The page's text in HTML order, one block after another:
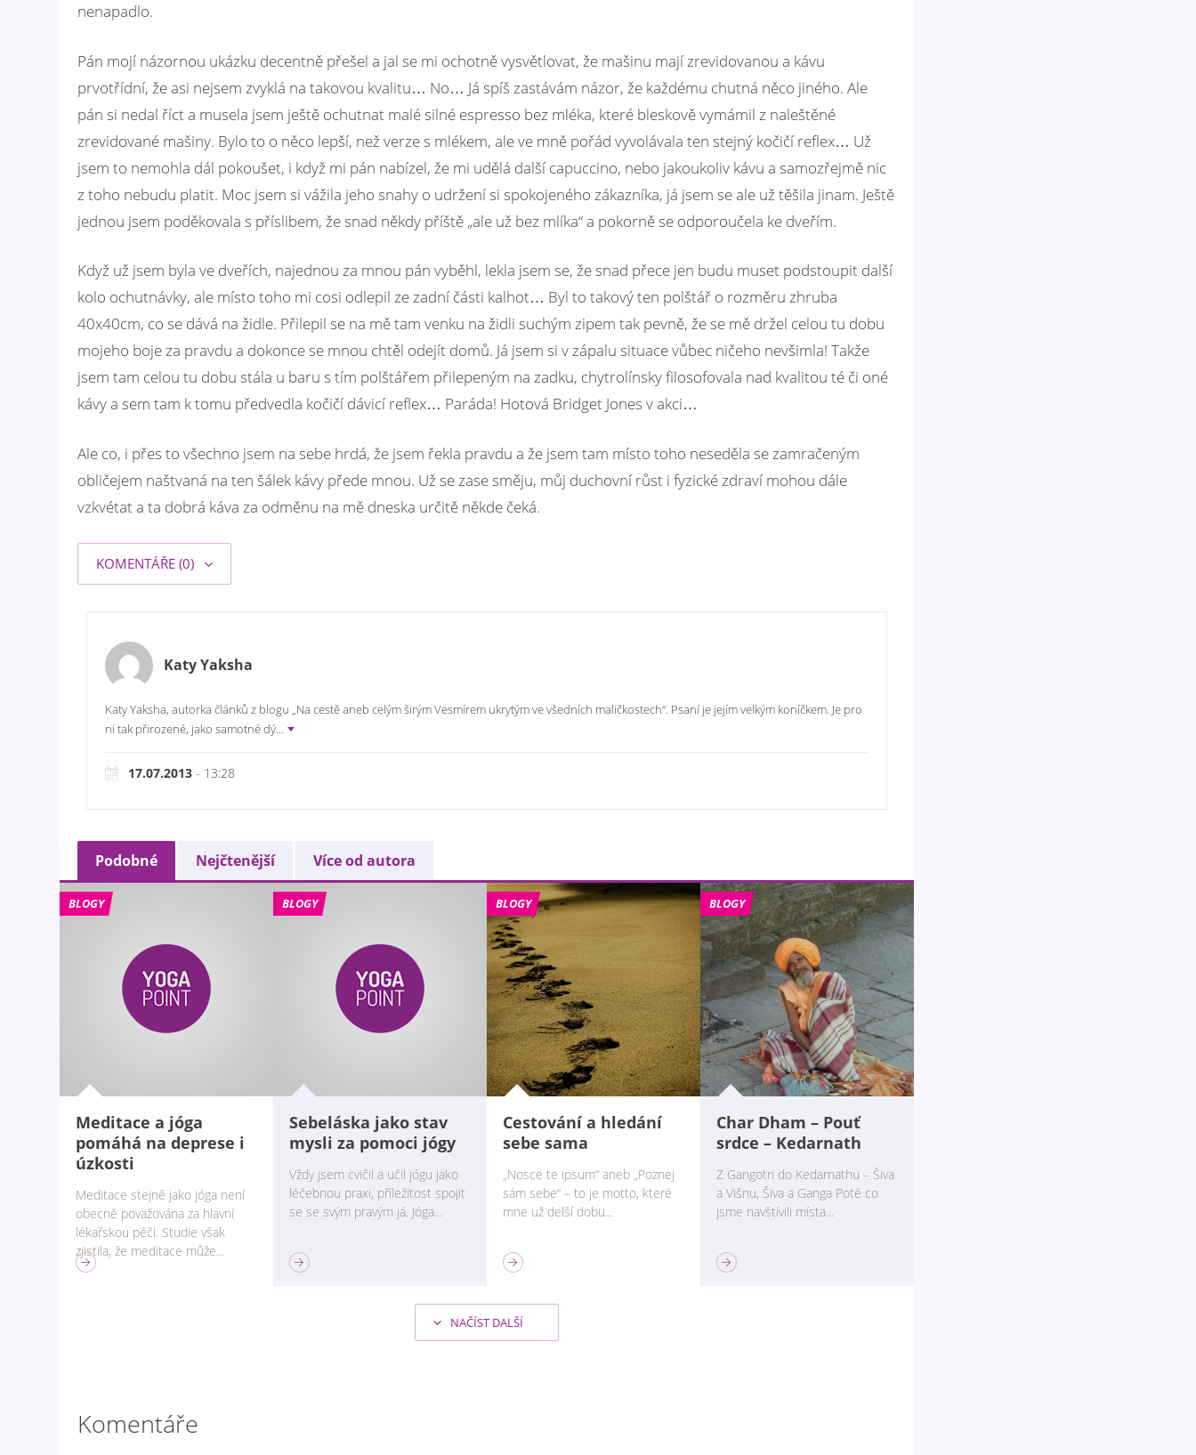
nenapadlo.
Pán mojí názornou ukázku decentně přešel a jal se mi ochotně vysvětlovat, že mašinu mají zrevidovanou a kávu
prvotřídní, že asi nejsem zvyklá na takovou kvalitu… No… Já spíš zastávám názor, že každému chutná něco jiného. Ale
pán si nedal říct a musela jsem ještě ochutnat malé silné espresso bez mléka, které bleskově vymámil z naleštěné
zrevidované mašiny. Bylo to o něco lepší, než verze s mlékem, ale ve mně pořád vyvolávala ten stejný kočičí reflex… Už
jsem to nemohla dál pokoušet, i když mi pán nabízel, že mi udělá další capuccino, nebo jakoukoliv kávu a samozřejmě nic
z toho nebudu platit. Moc jsem si vážila jeho snahy o udržení si spokojeného zákazníka, já jsem se ale už těšila jinam. Ještě
jednou jsem poděkovala s příslibem, že snad někdy příště „ale už bez mlíka“ a pokorně se odporoučela ke dveřím.
Když už jsem byla ve dveřích, najednou za mnou pán vyběhl, lekla jsem se, že snad přece jen budu muset podstoupit další
kolo ochutnávky, ale místo toho mi cosi odlepil ze zadní části kalhot… Byl to takový ten polštář o rozměru zhruba
40x40cm, co se dává na židle. Přilepil se na mě tam venku na židli suchým zipem tak pevně, že se mě držel celou tu dobu
mojeho boje za pravdu a dokonce se mnou chtěl odejít domů. Já jsem si v zápalu situace vůbec ničeho nevšimla! Takže
jsem tam celou tu dobu stála u baru s tím polštářem přilepeným na zadku, chytrolínsky filosofovala nad kvalitou té či oné
kávy a sem tam k tomu předvedla kočičí dávicí reflex… Paráda! Hotová Bridget Jones v akci…
Ale co, i přes to všechno jsem na sebe hrdá, že jsem řekla pravdu a že jsem tam místo toho neseděla se zamračeným
obličejem naštvaná na ten šálek kávy přede mnou. Už se zase směju, můj duchovní růst i fyzické zdraví mohou dále
vzkvétat a ta dobrá káva za odměnu na mě dneska určitě někde čeká.
KOMENTÁŘE (0)
Katy Yaksha
Katy Yaksha, autorka článků z blogu „Na cestě aneb celým širým Vesmírem ukrytým ve všedních maličkostech“. Psaní je jejím velkým koníčkem. Je pro
ni tak přirozené, jako samotné dý...
17.07.2013 - 13:28
Podobné Nejčtenější Více od autora
BLOGY
Meditace a jóga
pomáhá na deprese i
úzkosti
Meditace stejně jako jóga není
obecně považována za hlavní
lékařskou péči. Studie však
zjistila, že meditace může...
BLOGY
Sebeláska jako stav
mysli za pomoci jógy
Vždy jsem cvičil a učil jógu jako
léčebnou praxi, příležitost spojit
se se svým pravým já. Jóga...
BLOGY
Cestování a hledání
sebe sama
„Nosce te ipsum“ aneb „Poznej
sám sebe“ – to je motto, které
mne už delší dobu...
BLOGY
Char Dham – Pouť
srdce – Kedarnath
Z Gangotri do Kedarnathu – Šiva
a Višnu, Šiva a Ganga Poté co
jsme navštívili místa...
BLOGY
NAČÍST DALŠÍ
Komentáře